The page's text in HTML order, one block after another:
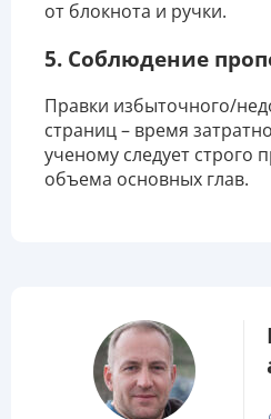
от блокнота и ручки.
5. Соблюдение
Правки избыточного/
страниц – время
ученому следует строго
объема основных глав.